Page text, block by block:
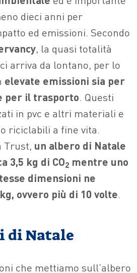
dieci anni per
ed emissioni. Secondo
, la quasi totalità
arriva da lontano, per lo
elevate emissioni sia per
per il trasporto. Questi
in pvc e altri materiali e
riciclabili a fine vita.
Trust, un albero di Natale
3,5 kg di CO2 mentre uno
dimensioni ne
ovvero più di 10 volte.
di Natale
che mettiamo sull’albero